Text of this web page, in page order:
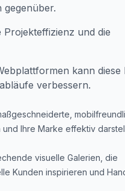
gegenüber.
und die
kann diese
verbessern.
Ihre Marke effektiv
visuelle Galerien, die
Kunden inspirieren und